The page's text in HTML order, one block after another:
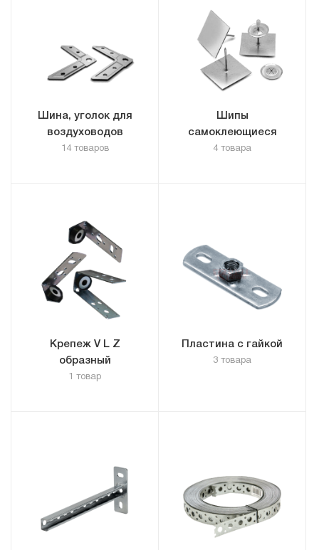
Шина, уголок для
воздуховодов
14 товаров
Шипы
самоклеющиеся
4 товара
Крепеж V L Z
образный
1 товар
Пластина с гайкой
3 товара